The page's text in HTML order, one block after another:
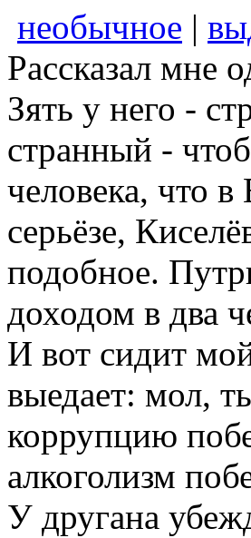
необычное |
Рассказал мне
Зять у него -
странный -
человека, что
серьёзе,
подобное.
доходом в два
И вот сидит
выедает: мол,
коррупцию
алкоголизм
У другана